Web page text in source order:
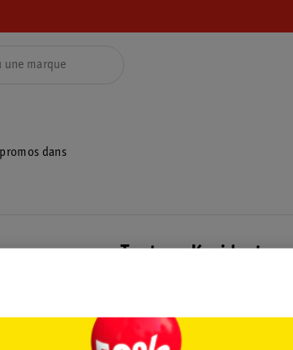
dans
Tout sur Kruidvat
Formule commerciale